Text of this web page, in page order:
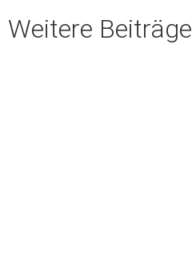
Weitere Beiträge